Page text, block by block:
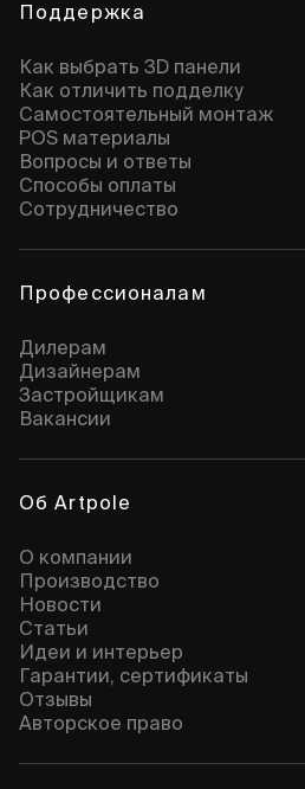
Поддержка
Как выбрать 3D панели
Как отличить подделку
Самостоятельный монтаж
POS материалы
Вопросы и ответы
Способы оплаты
Сотрудничество
Профессионалам
Дилерам
Дизайнерам
Застройщикам
Вакансии
Об Artpole
О компании
Производство
Новости
Статьи
Идеи и интерьер
Гарантии, сертификаты
Отзывы
Авторское право